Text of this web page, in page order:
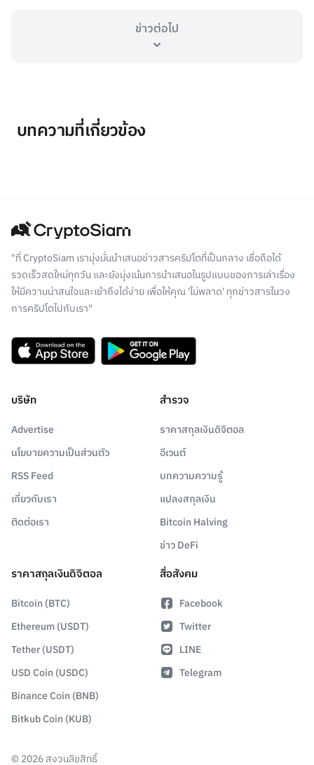
ข่าวต่อไป
บทความที่เกี่ยวข้อง
"ที่ CryptoSiam เรามุ่งมั่นนำเสนอข่าวสารคริปโตที่เป็นกลาง เชื่อถือได้
รวดเร็วสดใหม่ทุกวัน และยังมุ่งเน้นการนำเสนอในรูปแบบของการเล่าเรื่อง
ให้มีความน่าสนใจและเข้าถึงได้ง่าย เพื่อให้คุณ 'ไม่พลาด' ทุกข่าวสารในวง
การคริปโตไปกับเรา"
บริษัท
Advertise
นโยบายความเป็นส่วนตัว
RSS Feed
เกี่ยวกับเรา
ติดต่อเรา
สำรวจ
ราคาสกุลเงินดิจิตอล
อีเวนต์
บทความความรู้
แปลงสกุลเงิน
Bitcoin Halving
ข่าว DeFi
ราคาสกุลเงินดิจิตอล
Bitcoin (BTC)
Ethereum (USDT)
Tether (USDT)
USD Coin (USDC)
Binance Coin (BNB)
Bitkub Coin (KUB)
สื่อสังคม
Facebook
Twitter
LINE
Telegram
© 2026สงวนลิขสิทธิ์